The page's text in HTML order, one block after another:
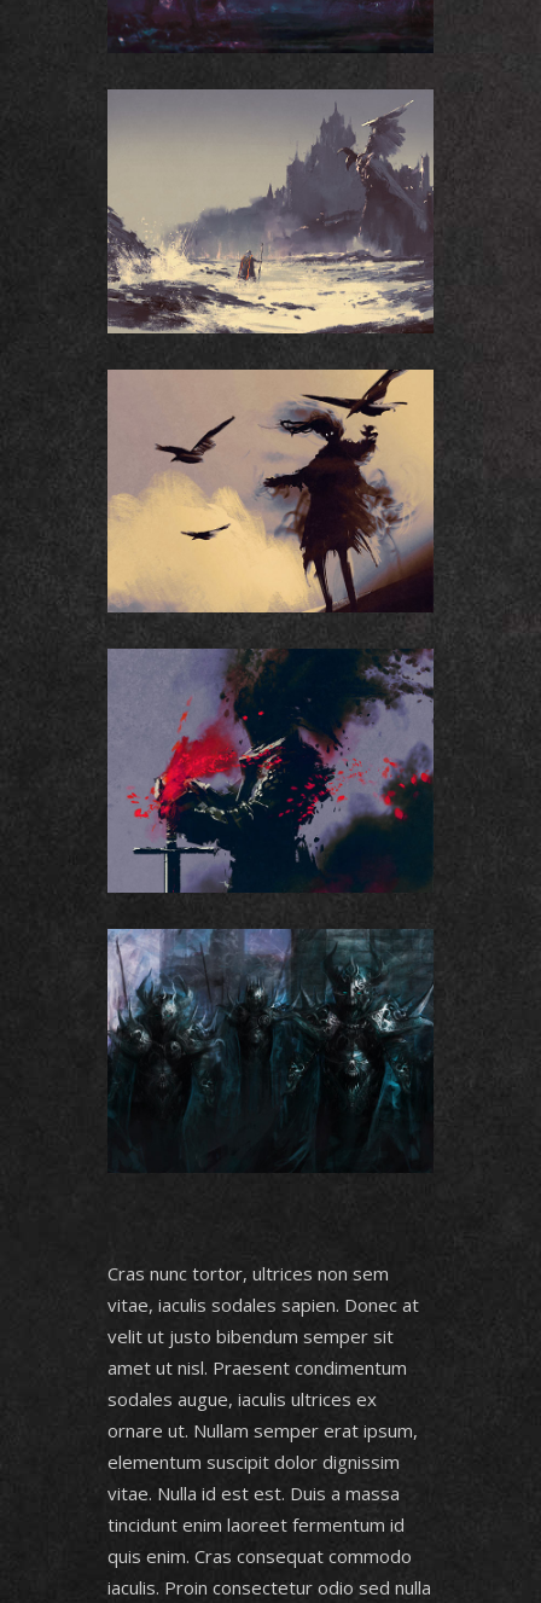
Cras nunc tortor, ultrices non sem
vitae, iaculis sodales sapien. Donec at
velit ut justo bibendum semper sit
amet ut nisl. Praesent condimentum
sodales augue, iaculis ultrices ex
ornare ut. Nullam semper erat ipsum,
elementum suscipit dolor dignissim
vitae. Nulla id est est. Duis a massa
tincidunt enim laoreet fermentum id
quis enim. Cras consequat commodo
iaculis. Proin consectetur odio sed nulla